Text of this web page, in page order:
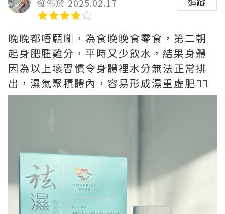
晚晚都唔願瞓，為食晚晚食零食，第二朝
起身肥腫難分，平時又少飲水，結果身體
因為以上壞習慣令身體裡水分無法正常排
出，濕氣聚積體內，容易形成濕重虛肥😮‍💨